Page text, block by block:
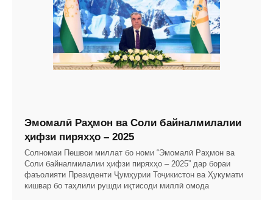
Эмомалӣ Раҳмон ва Соли байналмилалии
ҳифзи пиряхҳо – 2025
Солномаи Пешвои миллат бо номи “Эмомалӣ Раҳмон ва
Соли байналмилалии ҳифзи пиряхҳо – 2025” дар бораи
фаъолияти Президенти Ҷумҳурии Тоҷикистон ва Ҳукумати
кишвар бо таҳлили рушди иқтисоди миллӣ омода